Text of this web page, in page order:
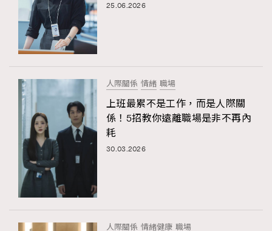
25.06.2026
人際關係 情緒 職場
上班最累不是工作，而是人際關
係！5招教你遠離職場是非不再內
耗
30.03.2026
人際關係 情緒健康 職場